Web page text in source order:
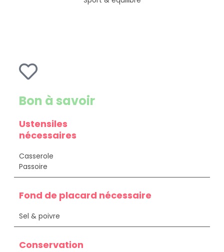
Bon à savoir
Ustensiles
nécessaires
Casserole
Passoire
Fond de placard nécessaire
Sel & poivre
Conservation